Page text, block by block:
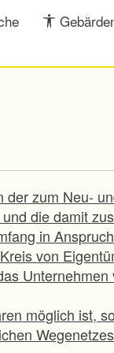
zum Neu-
die damit
in
von
möglich ist,